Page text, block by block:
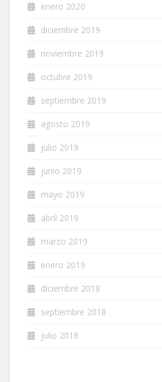
enero 2020
diciembre 2019
noviembre 2019
octubre 2019
septiembre 2019
agosto 2019
julio 2019
junio 2019
mayo 2019
abril 2019
marzo 2019
enero 2019
diciembre 2018
septiembre 2018
julio 2018